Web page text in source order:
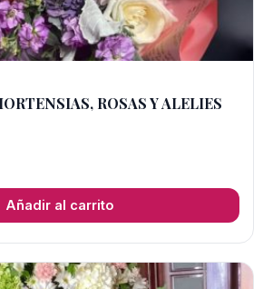
ROSAS Y ALELIES
Añadir al carrito